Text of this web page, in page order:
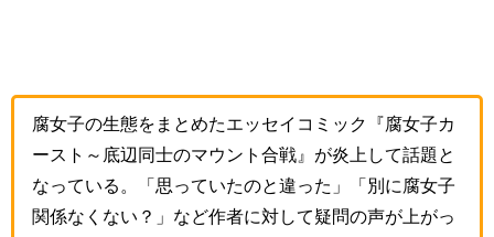
腐女子の生態をまとめたエッセイコミック『腐女子カ
ースト～底辺同士のマウント合戦』が炎上して話題と
なっている。「思っていたのと違った」「別に腐女子
関係なくない？」など作者に対して疑問の声が上がっ